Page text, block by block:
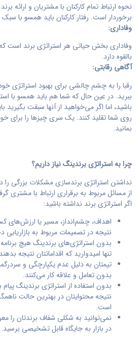
نحوه ارتباط تمام کارکنان با مشتریان و ارائه
برخوردار است. رفتار کارکنان باید همسو با
وفاداری:
وفاداری بخش حیاتی هر استراتژی برند است
بالقوه دارد.
آگاهی رقابتی:
رقبا را به چشم چالشی برای بهبود استراتژی خود
ببرید. در عین حال که شما هم باید همسو با
باشید، اما اگر می‌خواهید از آنها سبقت بگیرید
روی شما تقلید کنند. یک سری چیزها را برای
بمانید.
چرا به استراتژی برندینگ نیاز داریم؟
نداشتن استراتژی برندسازی مشکلات بزرگی را
از مسائل مربوط به برقراری ارتباط با مشتری
اگر استراتژی برند نداشته باشید:
اهداف، چشم‌انداز، مسیر یا ارزش‌های
نتیجه در تصمیمات مربوط به
بدون استراتژی‌های برندینگ هیچ برنامه
تنها امیدوارید که اقداماتتان نتیجه
تیمتان به دلیل عدم یکپارچگی و
بدون تعامل و علاقه کار می‌کنند.
بدون استفاده از استراتژی برندینگ
نتیجه محتوایتان در بهترین حالت
است.
نمی‌توانید به شکلی شفاف برندتان را
در بازار به جایگاه قابل تشخیصی برسید.